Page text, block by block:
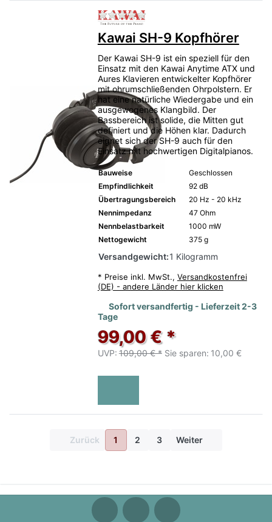
Zu diesem Produkt liegen
Kawai SH-9 Kopfhörer
Der Kawai SH-9 ist ein speziell für den
Einsatz mit den Kawai Anytime ATX und
Aures Klavieren entwickelter Kopfhörer
mit ohrumschließenden Ohrpolstern. Er
hat eine natürliche Wiedergabe und ein
ausgewogenes Klangbild. Der
Bassbereich ist solide, die Mitten gut
definiert und die Höhen klar. Dadurch
eignet sich der SH-9 auch für den
Einsatz mit hochwertigen Digitalpianos.
Bauweise
Geschlossen
Empfindlichkeit
92 dB
Übertragungsbereich
20 Hz - 20 kHz
Nennimpedanz
47 Ohm
Nennbelastbarkeit
1000 mW
Nettogewicht
375 g
Versandgewicht:1 Kilogramm
* Preise inkl. MwSt., Versandkostenfrei
(DE) - andere Länder hier klicken
Sofort versandfertig - Lieferzeit 2-3
Tage
99,00 € *
UVP: 109,00 € * Sie sparen: 10,00 €
Zurück 1 2 3 Weiter